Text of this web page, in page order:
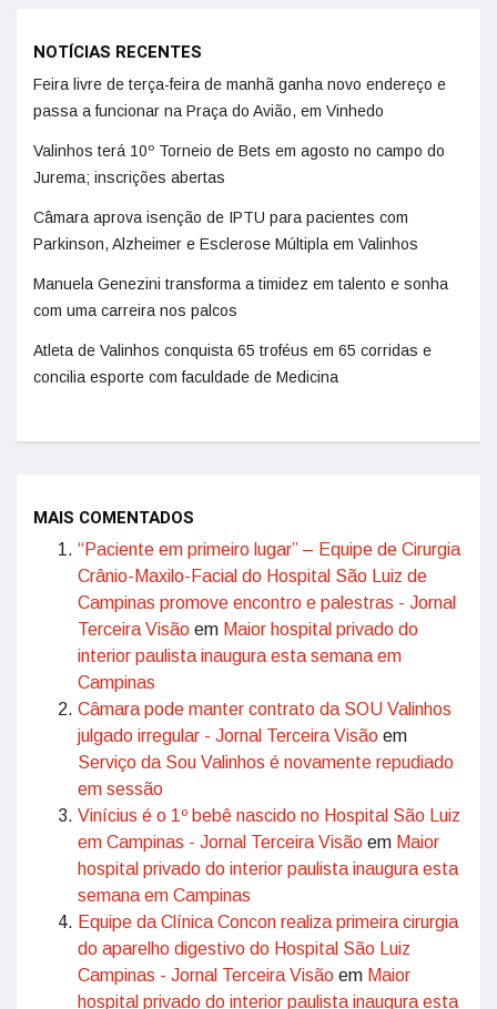
NOTÍCIAS RECENTES
Feira livre de terça-feira de manhã ganha novo endereço e
passa a funcionar na Praça do Avião, em Vinhedo
Valinhos terá 10º Torneio de Bets em agosto no campo do
Jurema; inscrições abertas
Câmara aprova isenção de IPTU para pacientes com
Parkinson, Alzheimer e Esclerose Múltipla em Valinhos
Manuela Genezini transforma a timidez em talento e sonha
com uma carreira nos palcos
Atleta de Valinhos conquista 65 troféus em 65 corridas e
concilia esporte com faculdade de Medicina
MAIS COMENTADOS
“Paciente em primeiro lugar” – Equipe de Cirurgia
Crânio-Maxilo-Facial do Hospital São Luiz de
Campinas promove encontro e palestras - Jornal
Terceira Visão em Maior hospital privado do
interior paulista inaugura esta semana em
Campinas
Câmara pode manter contrato da SOU Valinhos
julgado irregular - Jornal Terceira Visão em
Serviço da Sou Valinhos é novamente repudiado
em sessão
Vinícius é o 1º bebê nascido no Hospital São Luiz
em Campinas - Jornal Terceira Visão em Maior
hospital privado do interior paulista inaugura esta
semana em Campinas
Equipe da Clínica Concon realiza primeira cirurgia
do aparelho digestivo do Hospital São Luiz
Campinas - Jornal Terceira Visão em Maior
hospital privado do interior paulista inaugura esta